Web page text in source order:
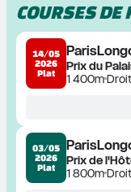
COURSES DE
14/05
2026
Plat
Prix du
1 400m
03/05
2026
Plat
Prix de
1 800m